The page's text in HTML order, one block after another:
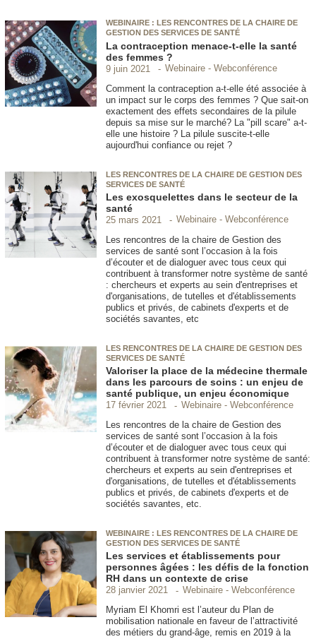
WEBINAIRE : LES RENCONTRES DE LA CHAIRE DE
GESTION DES SERVICES DE SANTÉ
La contraception menace-t-elle la santé
des femmes ?
9 juin 2021
Webinaire - Webconférence
Comment la contraception a-t-elle été associée à
un impact sur le corps des femmes ? Que sait-on
exactement des effets secondaires de la pilule
depuis sa mise sur le marché? La "pill scare" a-t-
elle une histoire ? La pilule suscite-t-elle
aujourd'hui confiance ou rejet ?
LES RENCONTRES DE LA CHAIRE DE GESTION DES
SERVICES DE SANTÉ
Les exosquelettes dans le secteur de la
santé
25 mars 2021
Webinaire - Webconférence
Les rencontres de la chaire de Gestion des
services de santé sont l’occasion à la fois
d’écouter et de dialoguer avec tous ceux qui
contribuent à transformer notre système de santé
: chercheurs et experts au sein d'entreprises et
d'organisations, de tutelles et d'établissements
publics et privés, de cabinets d'experts et de
sociétés savantes, etc
LES RENCONTRES DE LA CHAIRE DE GESTION DES
SERVICES DE SANTÉ
Valoriser la place de la médecine thermale
dans les parcours de soins : un enjeu de
santé publique, un enjeu économique
17 février 2021
Webinaire - Webconférence
Les rencontres de la chaire de Gestion des
services de santé sont l’occasion à la fois
d’écouter et de dialoguer avec tous ceux qui
contribuent à transformer notre système de santé:
chercheurs et experts au sein d'entreprises et
d'organisations, de tutelles et d'établissements
publics et privés, de cabinets d'experts et de
sociétés savantes, etc.
WEBINAIRE : LES RENCONTRES DE LA CHAIRE DE
GESTION DES SERVICES DE SANTÉ
Les services et établissements pour
personnes âgées : les défis de la fonction
RH dans un contexte de crise
28 janvier 2021
Webinaire - Webconférence
Myriam El Khomri est l’auteur du Plan de
mobilisation nationale en faveur de l’attractivité
des métiers du grand-âge, remis en 2019 à la